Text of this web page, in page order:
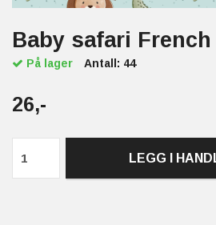
Baby safari
På lager Antall: 44
26,-
LEGG I